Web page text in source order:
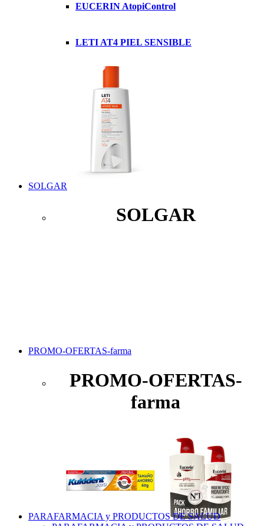
EUCERIN AtopiControl
LETI AT4 PIEL SENSIBLE
SOLGAR
SOLGAR
PROMO-OFERTAS-farma
PROMO-OFERTAS-
farma
PARAFARMACIA y PRODUCTOS DE SALUD